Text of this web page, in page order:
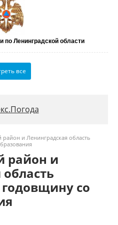
по Ленинградской области
все
и Ленинградская область
район и
со